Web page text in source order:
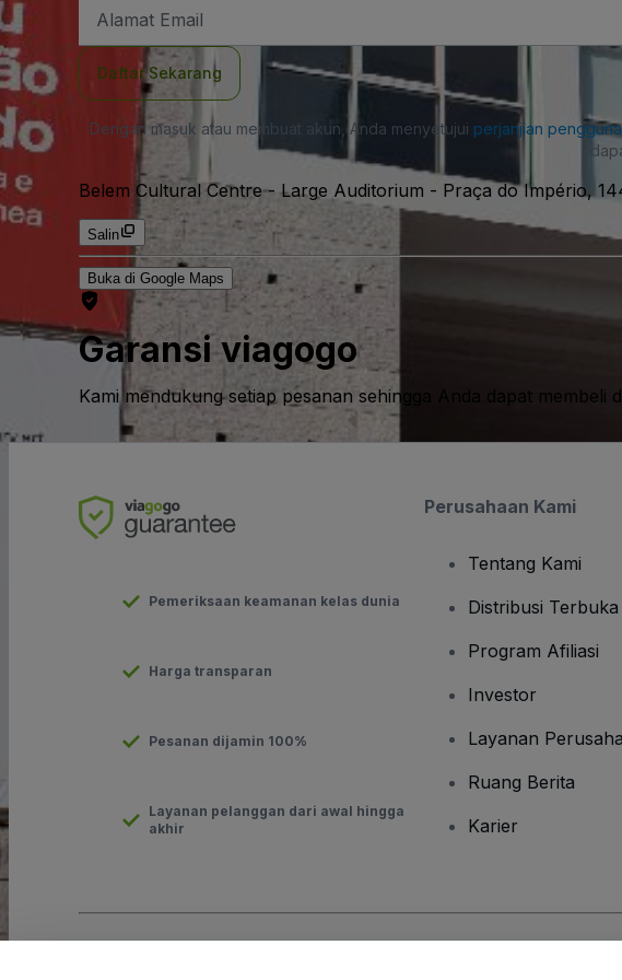
Email
Daftar Sekarang
Dengan masuk atau membuat akun, Anda menyetujui perjanjian pengguna
Belem Cultural Centre - Large Auditorium - Praça do Império,
Salin
Buka di Google Maps
Garansi viagogo
Kami mendukung setiap pesanan sehingga Anda dapat membeli
Pemeriksaan keamanan kelas dunia
Harga transparan
Pesanan dijamin 100%
Layanan pelanggan dari awal hingga
akhir
Perusahaan Kami
Tentang Kami
Distribusi Terbuka
Program Afiliasi
Investor
Layanan
Ruang Berita
Karier